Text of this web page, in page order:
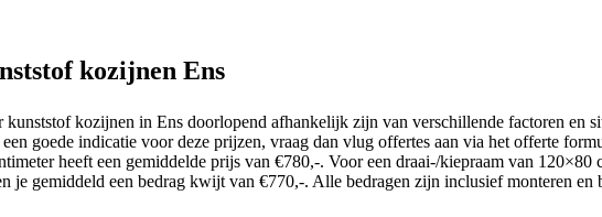
kozijnen Ens
kunststof kozijnen in Ens doorlopend afhankelijk zijn van verschillende factoren en
goede indicatie voor deze prijzen, vraag dan vlug offertes aan via het offerte
heeft een gemiddelde prijs van €780,-. Voor een draai-/kiepraam van
je gemiddeld een bedrag kwijt van €770,-. Alle bedragen zijn inclusief monteren